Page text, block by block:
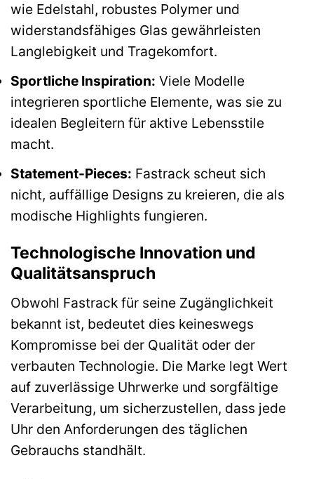
wie Edelstahl, robustes Polymer und
widerstandsfähiges Glas gewährleisten
Langlebigkeit und Tragekomfort.
Sportliche Inspiration: Viele Modelle
integrieren sportliche Elemente, was sie zu
idealen Begleitern für aktive Lebensstile
macht.
Statement-Pieces: Fastrack scheut sich
nicht, auffällige Designs zu kreieren, die als
modische Highlights fungieren.
Technologische Innovation und
Qualitätsanspruch
Obwohl Fastrack für seine Zugänglichkeit
bekannt ist, bedeutet dies keineswegs
Kompromisse bei der Qualität oder der
verbauten Technologie. Die Marke legt Wert
auf zuverlässige Uhrwerke und sorgfältige
Verarbeitung, um sicherzustellen, dass jede
Uhr den Anforderungen des täglichen
Gebrauchs standhält.